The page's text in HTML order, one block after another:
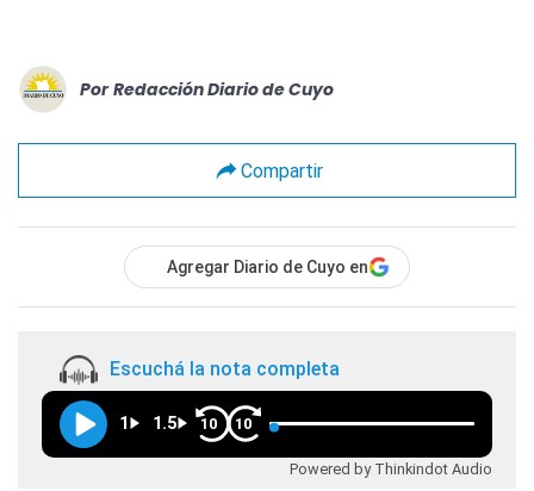
Por Redacción Diario de Cuyo
Compartir
Agregar Diario de Cuyo en
Escuchá la nota completa
1 1.5 10 10
Powered by Thinkindot Audio